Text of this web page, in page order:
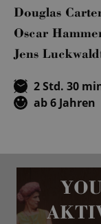
Douglas
Oscar
Jens
2 Std. 30
ab 6 Jahren